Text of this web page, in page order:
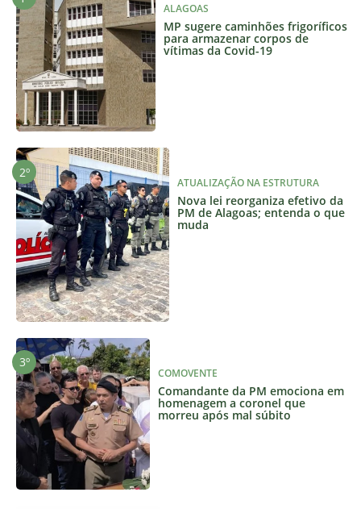
ALAGOAS
MP sugere caminhões frigoríficos
para armazenar corpos de
vítimas da Covid-19
ATUALIZAÇÃO NA ESTRUTURA
Nova lei reorganiza efetivo da
PM de Alagoas; entenda o que
muda
COMOVENTE
Comandante da PM emociona em
homenagem a coronel que
morreu após mal súbito